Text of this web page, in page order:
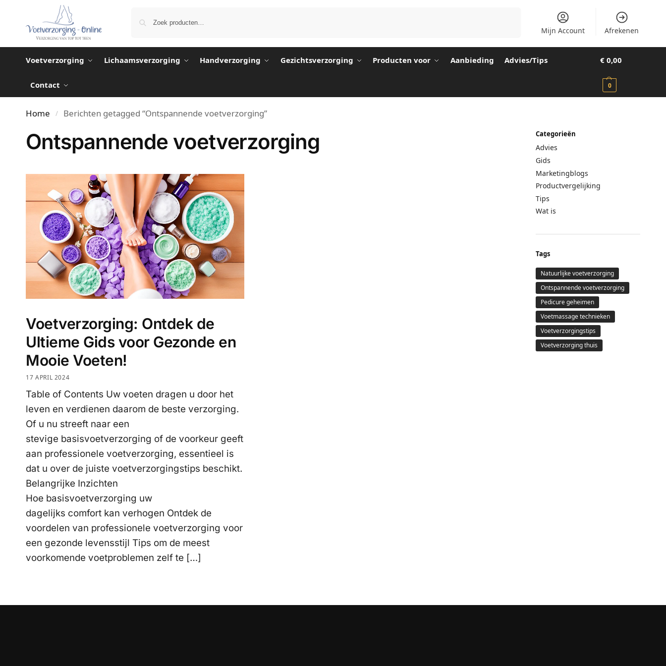
Mijn Account Afrekenen
Voetverzorging Lichaamsverzorging Handverzorging Gezichtsverzorging Producten voor Aanbieding Advies/Tips
Contact
€0,00
0
Home / Berichten getagged “Ontspannende voetverzorging”
Ontspannende voetverzorging
Voetverzorging: Ontdek de
Ultieme Gids voor Gezonde en
Mooie Voeten!
17 APRIL 2024
Table of Contents Uw voeten dragen u door het
leven en verdienen daarom de beste verzorging.
Of u nu streeft naar een
stevige basisvoetverzorging of de voorkeur geeft
aan professionele voetverzorging, essentieel is
dat u over de juiste voetverzorgingstips beschikt.
Belangrijke Inzichten
Hoe basisvoetverzorging uw
dagelijks comfort kan verhogen Ontdek de
voordelen van professionele voetverzorging voor
een gezonde levensstijl Tips om de meest
voorkomende voetproblemen zelf te […]
Categorieën
Advies
Gids
Marketingblogs
Productvergelijking
Tips
Wat is
Tags
Natuurlijke voetverzorging
Ontspannende voetverzorging
Pedicure geheimen
Voetmassage technieken
Voetverzorgingstips
Voetverzorging thuis